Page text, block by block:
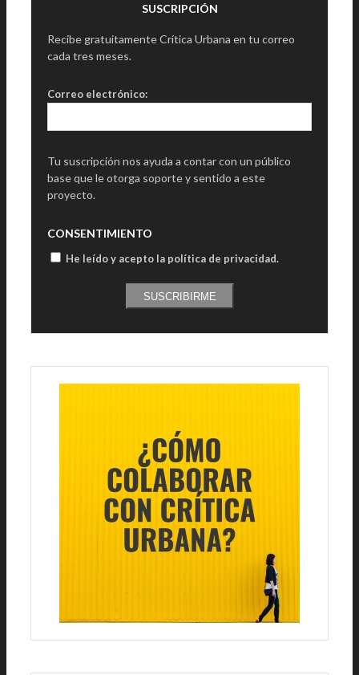
SUSCRIPCIÓN
Recibe gratuitamente Crítica Urbana en tu correo
cada tres meses.
Correo electrónico:
Tu suscripción nos ayuda a contar con un público
base que le otorga soporte y sentido a este
proyecto.
CONSENTIMIENTO
He leído y acepto la política de privacidad.
SUSCRIBIRME